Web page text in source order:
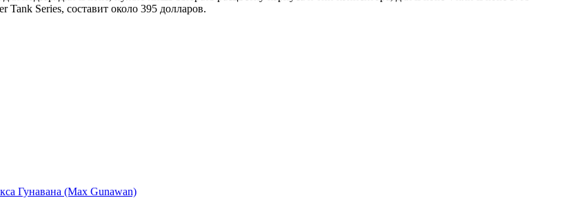
Tank Series, составит около 395 долларов.
Гунавана (Max Gunawan)